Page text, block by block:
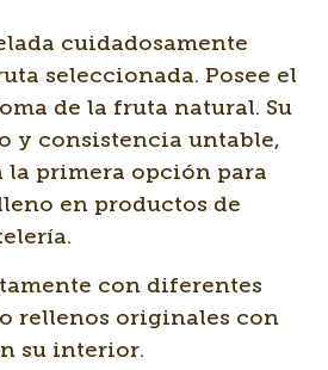
cuidadosamente
seleccionada. Posee el
de la fruta natural. Su
y consistencia untable,
primera opción para
en productos de
con diferentes
rellenos originales con
su interior.